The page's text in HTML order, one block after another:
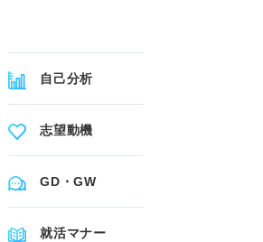
自己分析
志望動機
GD・GW
就活マナー